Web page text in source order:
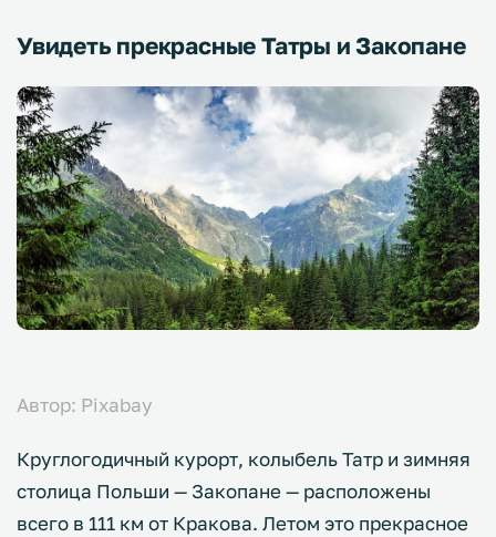
Увидеть прекрасные Татры и Закопане
Автор: Pixabay
Круглогодичный курорт, колыбель Татр и зимняя
столица Польши — Закопане — расположены
всего в 111 км от Кракова. Летом это прекрасное